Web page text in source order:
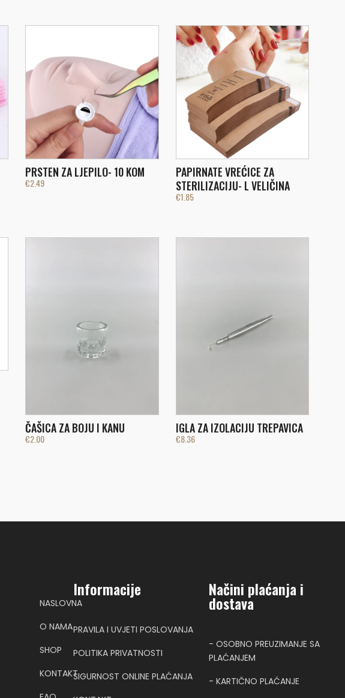
PRSTEN ZA LJEPILO- 10 KOM
€2.49
PAPIRNATE VREĆICE ZA
STERILIZACIJU- L VELIČINA
€1.85
ČAŠICA ZA BOJU I KANU
€2.00
IGLA ZA IZOLACIJU TREPAVICA
€8.36
NASLOVNA
O NAMA
SHOP
KONTAKT
Informacije
PRAVILA I UVJETI POSLOVANJA
POLITIKA PRIVATNOSTI
SIGURNOST ONLINE PLAĆANJA
Načini plaćanja i
dostava
- OSOBNO PREUZIMANJE SA
PLAĆANJEM
- KARTIČNO PLAĆANJE